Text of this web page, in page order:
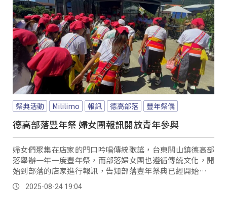
祭典活動 Mililimo 報訊 德高部落 豐年祭儀
德高部落豐年祭 婦女團報訊開放青年參與
婦女們聚集在店家的門口吟唱傳統歌謠，台東關山鎮德高部
落舉辦一年一度豐年祭，而部落婦女團也遵循傳統文化，開
始到部落的店家進行報訊，告知部落豐年祭典已經開始，歡
樂的氣氛也訊間感染了在場所有人。
2025-08-24 19:04